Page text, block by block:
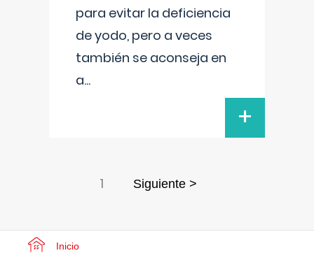
para evitar la deficiencia
de yodo, pero a veces
también se aconseja en
a...
+
1 Siguiente >
Inicio